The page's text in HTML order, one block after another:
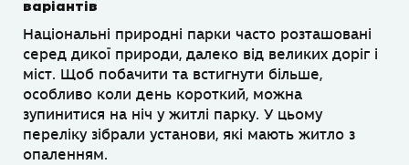
варіантів
Національні природні парки часто розташовані
серед дикої природи, далеко від великих доріг і
міст. Щоб побачити та встигнути більше,
особливо коли день короткий, можна
зупинитися на ніч у житлі парку. У цьому
переліку зібрали установи, які мають житло з
опаленням.